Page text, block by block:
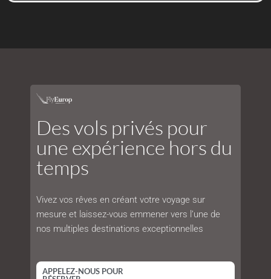
Des vols privés pour
une expérience hors du
temps
Vivez vos rêves en créant votre voyage sur
mesure et laissez-vous emmener vers l’une de
nos multiples destinations exceptionnelles
APPELEZ-NOUS POUR